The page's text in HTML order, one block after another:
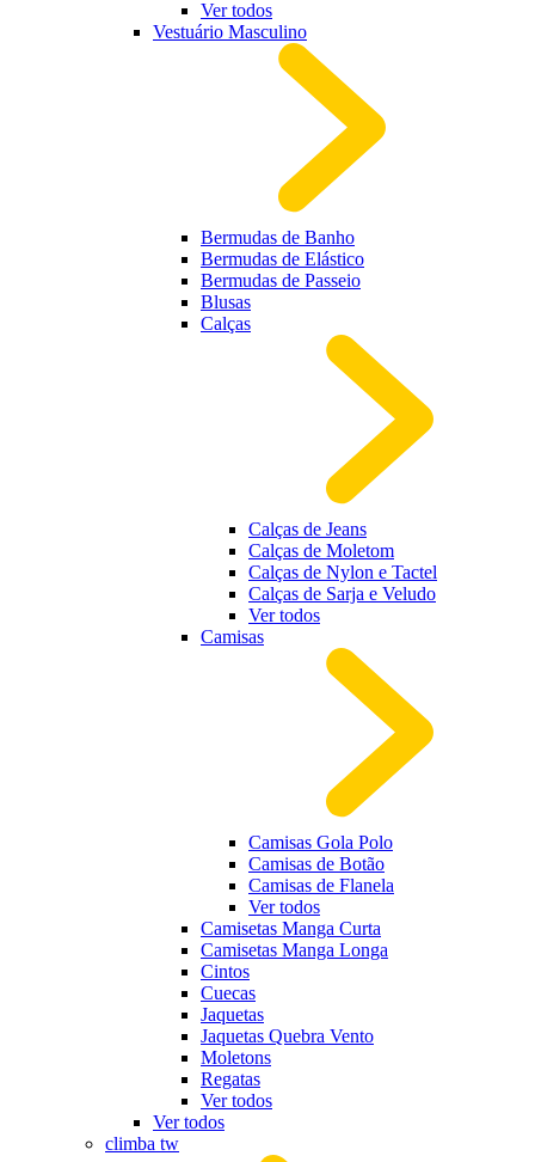
Ver todos
Vestuário Masculino
Bermudas de Banho
Bermudas de Elástico
Bermudas de Passeio
Blusas
Calças
Calças de Jeans
Calças de Moletom
Calças de Nylon e Tactel
Calças de Sarja e Veludo
Ver todos
Camisas
Camisas Gola Polo
Camisas de Botão
Camisas de Flanela
Ver todos
Camisetas Manga Curta
Camisetas Manga Longa
Cintos
Cuecas
Jaquetas
Jaquetas Quebra Vento
Moletons
Regatas
Ver todos
Ver todos
climba tw